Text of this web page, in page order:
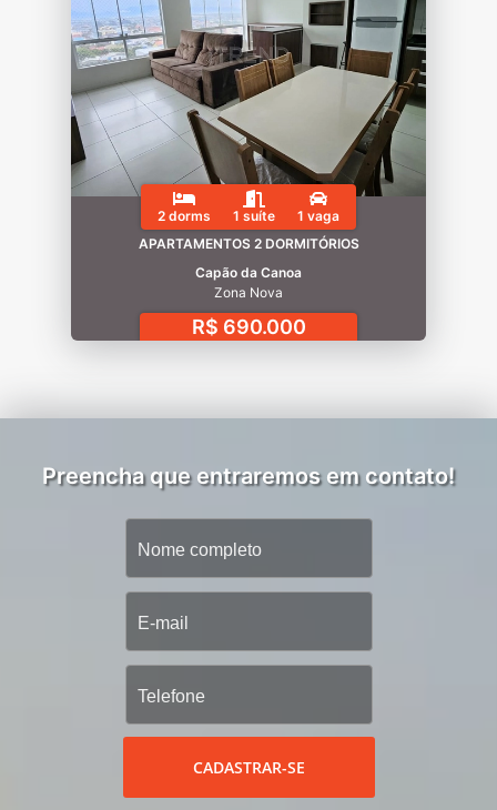
2 dorms 1 suíte
1 vaga
APARTAMENTOS 2 DORMITÓRIOS
Capão da Canoa
Zona Nova
R$ 690.000
Preencha que entraremos em contato!
CADASTRAR-SE